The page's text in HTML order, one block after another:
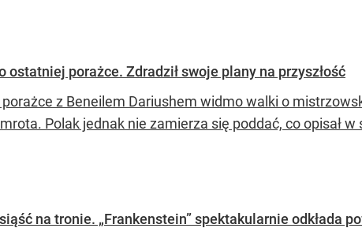
ostatniej porażce. Zdradził swoje plany na przyszłość
porażce z Beneilem Dariushem widmo walki o
Polak jednak nie zamierza się poddać, co opisał
na tronie. „Frankenstein” spektakularnie odkłada